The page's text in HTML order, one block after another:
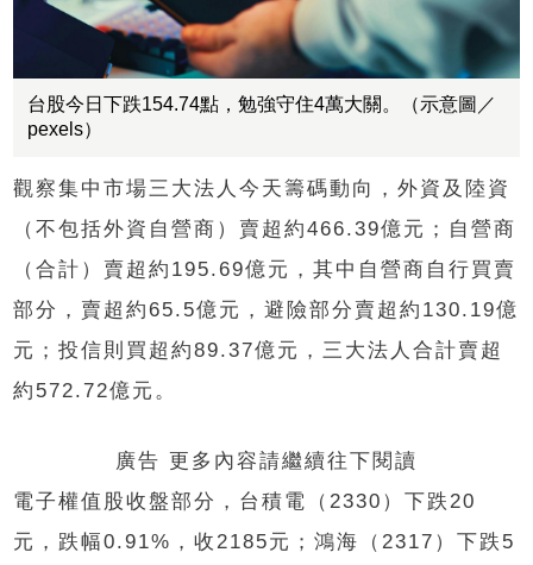
台股今日下跌154.74點，勉強守住4萬大關。（示意圖／
pexels）
觀察集中市場三大法人今天籌碼動向，外資及陸資
（不包括外資自營商）賣超約466.39億元；自營商
（合計）賣超約195.69億元，其中自營商自行買賣
部分，賣超約65.5億元，避險部分賣超約130.19億
元；投信則買超約89.37億元，三大法人合計賣超
約572.72億元。
廣告 更多內容請繼續往下閱讀
電子權值股收盤部分，台積電（2330）下跌20
元，跌幅0.91%，收2185元；鴻海（2317）下跌5